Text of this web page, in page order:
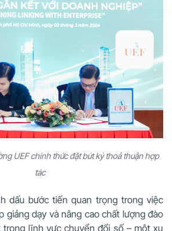
UEF chính thức đặt bút ký thoả thuận hợp
tác
dấu bước tiến quan trọng trong việc
giảng dạy và nâng cao chất lượng đào
trong lĩnh vực chuyển đổi số – một xu